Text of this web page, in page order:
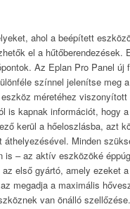
ahol a beépített
el a hűtőberendezések.
Az Eplan Pro Panel új
színnel jelenítse meg
méretéhez viszonyított
is kapnak információt, hogy
kerül a hőeloszlásba, azt
Minden
is – az aktív eszközöké
első gyártó, amely ezeket
megadja a maximális
van önálló szellőzése.